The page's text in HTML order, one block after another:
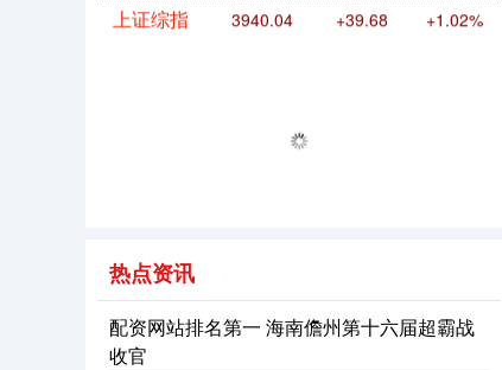
深证成指 14311.01 +200.89 +1.42%
热点资讯
配资网站排名第一 海南儋州第十六届超霸战
收官